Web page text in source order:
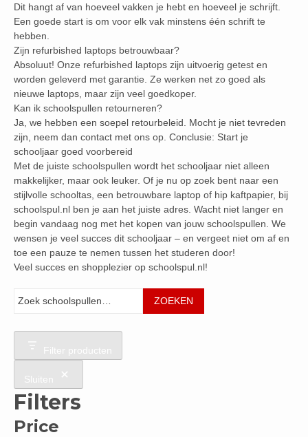
Dit hangt af van hoeveel vakken je hebt en hoeveel je schrijft.
Een goede start is om voor elk vak minstens één schrift te
hebben.
Zijn refurbished laptops betrouwbaar?
Absoluut! Onze refurbished laptops zijn uitvoerig getest en
worden geleverd met garantie. Ze werken net zo goed als
nieuwe laptops, maar zijn veel goedkoper.
Kan ik schoolspullen retourneren?
Ja, we hebben een soepel retourbeleid. Mocht je niet tevreden
zijn, neem dan contact met ons op. Conclusie: Start je
schooljaar goed voorbereid
Met de juiste schoolspullen wordt het schooljaar niet alleen
makkelijker, maar ook leuker. Of je nu op zoek bent naar een
stijlvolle schooltas, een betrouwbare laptop of hip kaftpapier, bij
schoolspul.nl ben je aan het juiste adres. Wacht niet langer en
begin vandaag nog met het kopen van jouw schoolspullen. We
wensen je veel succes dit schooljaar – en vergeet niet om af en
toe een pauze te nemen tussen het studeren door!
Veel succes en shopplezier op schoolspul.nl!
ZOEKEN
Filter producten
Sluiten
Filters
Price